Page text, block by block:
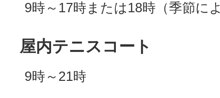
9時～17時または18時（季節に
屋内テニスコート
9時～21時